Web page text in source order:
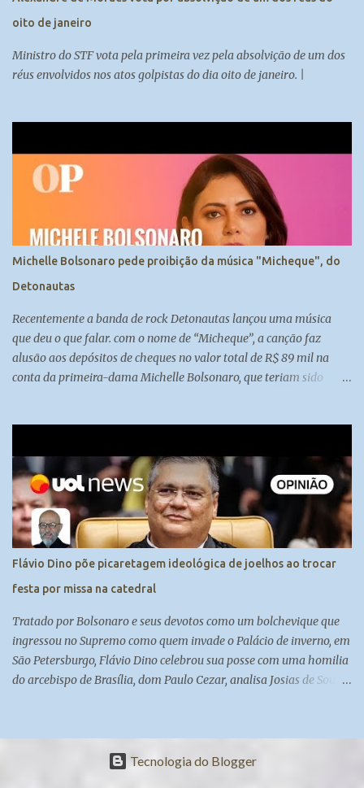
oito de janeiro
Ministro do STF vota pela primeira vez pela absolvição de um dos
réus envolvidos nos atos golpistas do dia oito de janeiro. |
Michelle Bolsonaro pede proibição da música "Micheque", do
Detonautas
Recentemente a banda de rock Detonautas lançou uma música
que deu o que falar. com o nome de “Micheque”, a canção faz
alusão aos depósitos de cheques no valor total de R$ 89 mil na
conta da primeira-dama Michelle Bolsonaro, que teriam sido
https://www.youtube.com/channel/UCy0BAkpw22or4oxo0RFCzc
w
Flávio Dino põe picaretagem ideológica de joelhos ao trocar
festa por missa na catedral
Tratado por Bolsonaro e seus devotos como um bolchevique que
ingressou no Supremo como quem invade o Palácio de inverno, em
São Petersburgo, Flávio Dino celebrou sua posse com uma homilia
do arcebispo de Brasília, dom Paulo Cezar, analisa Josias de Souza
Tecnologia do Blogger